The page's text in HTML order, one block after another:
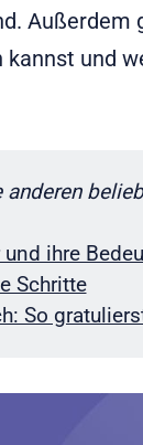
Außerdem
und
ihre
Schritte
So